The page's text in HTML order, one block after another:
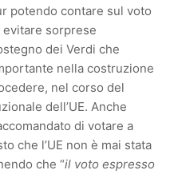
potendo contare sul voto
sorprese
dei Verdi che
nella costruzione
nel corso del
dell’UE. Anche
di votare a
che l’UE non è mai stata
che “il voto espresso